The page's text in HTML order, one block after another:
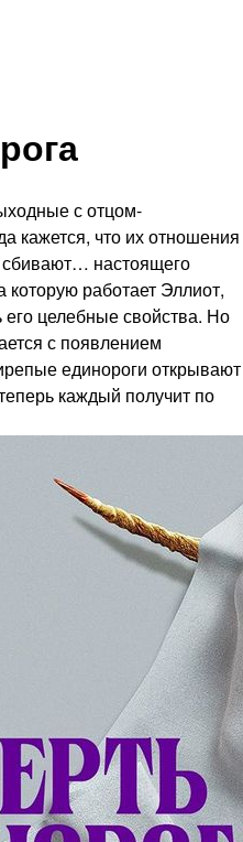
с отцом-
кажется, что их отношения
сбивают… настоящего
работает Эллиот,
целебные свойства. Но
с появлением
единороги открывают
каждый получит по